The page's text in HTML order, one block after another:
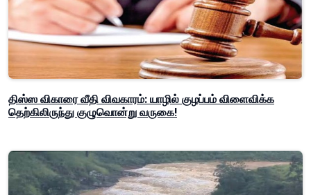
திஸ்ஸ விகாரை வீதி விவகாரம்: யாழில் குழப்பம் விளைவிக்க
தெற்கிலிருந்து குழுவொன்று வருகை!